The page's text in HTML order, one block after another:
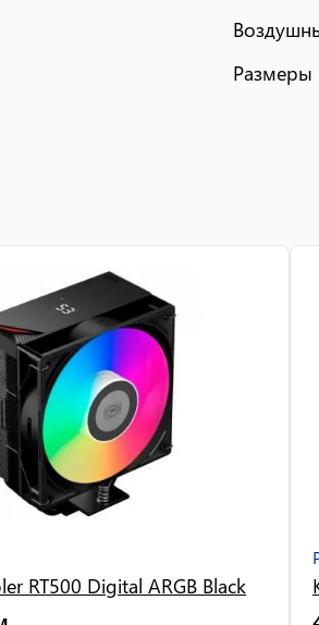
Размеры
RT500 Digital ARGB Black